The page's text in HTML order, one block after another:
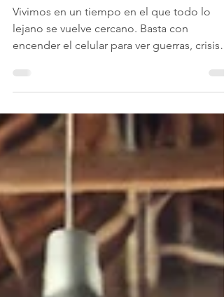
el dolor del mundo.
Vivimos en un tiempo en el que todo lo
lejano se vuelve cercano. Basta con
encender el celular para ver guerras, crisis
sienten muy dentro. No es necesario haber
estado allí para que algo en nosotros
tiemble. La empatía, esa capacidad
profundamente humana de resonar con el
otro, también puede convertirse en una
carga si no sabemos cómo sostenerla
el cuerpo.